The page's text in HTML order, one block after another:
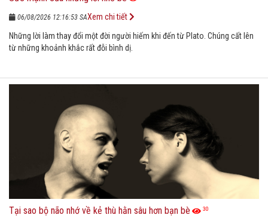
06/08/2026 12:16:53 SA
Những lời làm thay đổi một đời người hiếm khi đến từ Plato. Chúng cất lên
từ những khoảnh khắc rất đỗi bình dị.
Xem chi tiết
Tại sao bộ não nhớ về kẻ thù hằn sâu hơn bạn bè 30